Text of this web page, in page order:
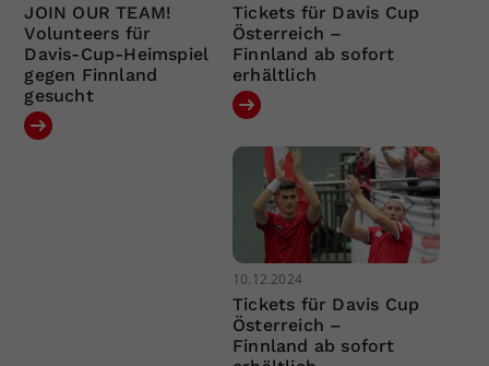
JOIN OUR TEAM!
Volunteers für
Davis-Cup-Heimspiel
gegen Finnland
gesucht
Tickets für Davis Cup
Österreich –
Finnland ab sofort
erhältlich
10.12.2024
Tickets für Davis Cup
Österreich –
Finnland ab sofort